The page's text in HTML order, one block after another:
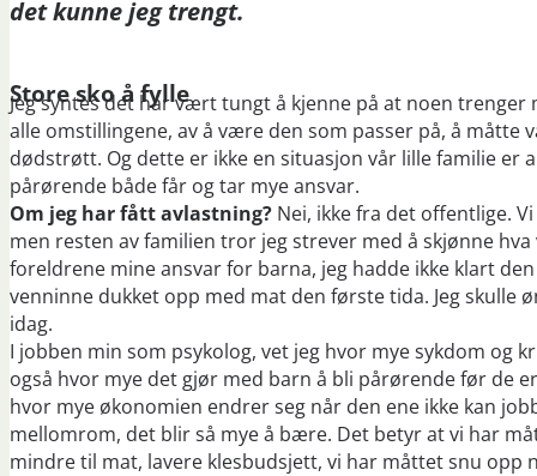
det kunne jeg trengt.
Store sko å fylle
Jeg syntes det har vært tungt å kjenne på at noen
alle omstillingene, av å være den som passer på, å
dødstrøtt. Og dette er ikke en situasjon vår lille familie er
pårørende både får og tar mye ansvar.
Om jeg har fått avlastning? Nei, ikke fra det offentlige.
men resten av familien tror jeg strever med å skjønne
foreldrene mine ansvar for barna, jeg hadde ikke klart
venninne dukket opp med mat den første tida. Jeg
idag.
I jobben min som psykolog, vet jeg hvor mye sykdom og
også hvor mye det gjør med barn å bli pårørende før de
hvor mye økonomien endrer seg når den ene ikke kan
mellomrom, det blir så mye å bære. Det betyr at vi har
mindre til mat, lavere klesbudsjett, vi har måttet snu opp